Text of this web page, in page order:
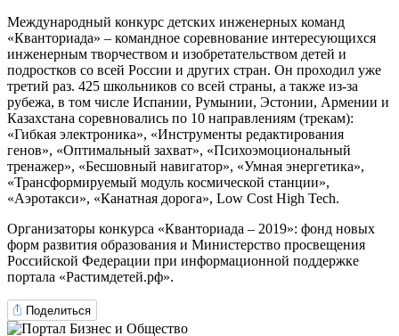
Международный конкурс детских инженерных команд
«Кванториада» – командное соревнование интересующихся
инженерным творчеством и изобретательством детей и
подростков со всей России и других стран. Он проходил уже
третий раз. 425 школьников со всей страны, а также из-за
рубежа, в том числе Испании, Румынии, Эстонии, Армении и
Казахстана соревновались по 10 направлениям (трекам):
«Гибкая электроника», «Инструменты редактирования
генов», «Оптимальный захват», «Психоэмоциональный
тренажер», «Бесшовный навигатор», «Умная энергетика»,
«Трансформируемый модуль космической станции»,
«Аэротакси», «Канатная дорога», Low Cost High Tech.
Организаторы конкурса «Кванториада – 2019»: фонд новых
форм развития образования и Министерство просвещения
Российской Федерации при информационной поддержке
портала «Растимдетей.рф».
Поделиться